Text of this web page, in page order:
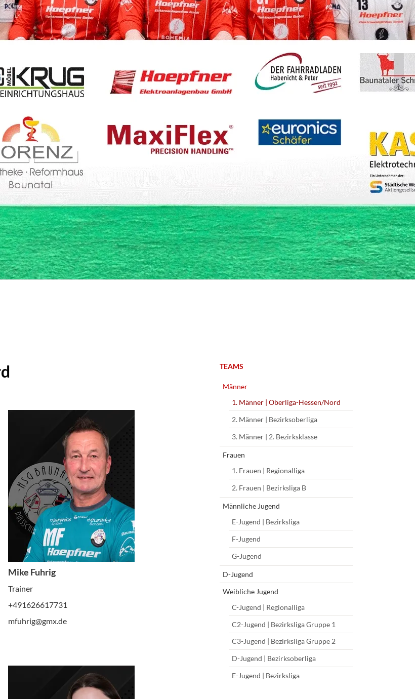
Mike Fuhrig
Trainer
+491626617731
mfuhrig@gmx.de
Navigation
TEAMS
Männer
1. Männer | Oberliga-Hessen/Nord
2. Männer | Bezirksoberliga
3. Männer | 2. Bezirksklasse
Frauen
1. Frauen | Regionalliga
2. Frauen | Bezirksliga B
Männliche Jugend
E-Jugend | Bezirksliga
F-Jugend
G-Jugend
D-Jugend
Weibliche Jugend
C-Jugend | Regionalliga
C2-Jugend | Bezirksliga Gruppe 1
C3-Jugend | Bezirksliga Gruppe 2
D-Jugend | Bezirksoberliga
E-Jugend | Bezirksliga